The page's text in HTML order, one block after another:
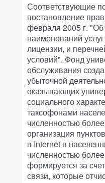
Соответствующие
постановление
февраля 2005 г.
наименований
лицензии, и
условий". Фонд
обслуживания
убыточной
оказывающих
социального
таксофонами
численностью
организация
в Internet в
численностью
формируется за
связи, которые